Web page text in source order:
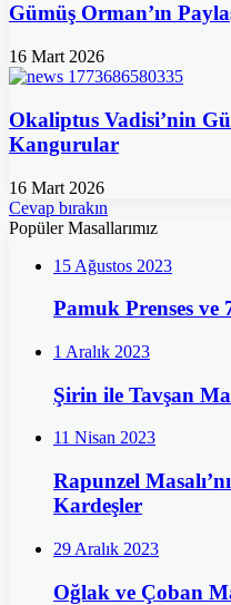
Gümüş Orman’ın
16 Mart 2026
Okaliptus Vadisi’nin
Kangurular
16 Mart 2026
Cevap bırakın
Popüler Masallarımız
15 Ağustos 2023
Pamuk Prenses ve
1 Aralık 2023
Şirin ile Tavşan
11 Nisan 2023
Rapunzel
Kardeşler
29 Aralık 2023
Oğlak ve Çoban